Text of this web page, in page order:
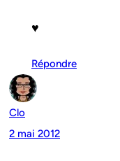
♥
Répondre
Clo
2 mai 2012